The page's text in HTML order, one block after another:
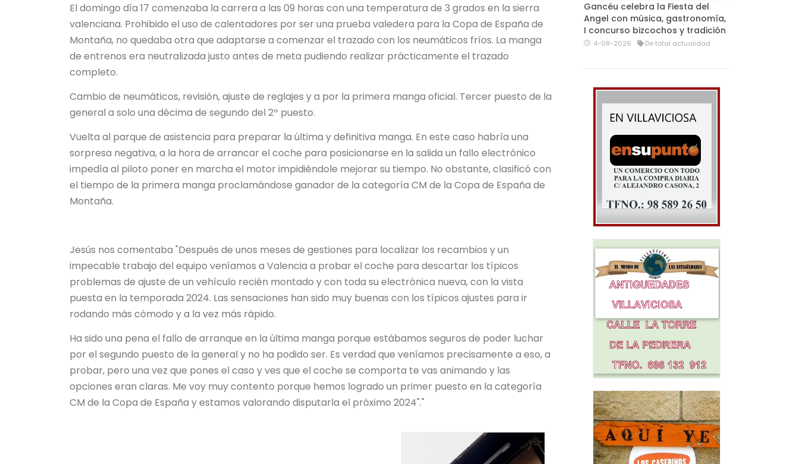
El domingo día 17 comenzaba la carrera a las 09 horas con una temperatura de 3 grados en la sierra
valenciana. Prohibido el uso de calentadores por ser una prueba valedera para la Copa de España de
Montaña, no quedaba otra que adaptarse a comenzar el trazado con los neumáticos fríos. La manga
de entrenos era neutralizada justo antes de meta pudiendo realizar prácticamente el trazado
completo.
Cambio de neumáticos, revisión, ajuste de reglajes y a por la primera manga oficial. Tercer puesto de la
general a solo una décima de segundo del 2º puesto.
Vuelta al parque de asistencia para preparar la última y definitiva manga. En este caso habría una
sorpresa negativa, a la hora de arrancar el coche para posicionarse en la salida un fallo electrónico
impedía al piloto poner en marcha el motor impidiéndole mejorar su tiempo. No obstante, clasificó con
el tiempo de la primera manga proclamándose ganador de la categoría CM de la Copa de España de
Montaña.
Jesús nos comentaba "Después de unos meses de gestiones para localizar los recambios y un
impecable trabajo del equipo veníamos a Valencia a probar el coche para descartar los típicos
problemas de ajuste de un vehículo recién montado y con toda su electrónica nueva, con la vista
puesta en la temporada 2024. Las sensaciones han sido muy buenas con los típicos ajustes para ir
rodando más cómodo y a la vez más rápido.
Ha sido una pena el fallo de arranque en la última manga porque estábamos seguros de poder luchar
por el segundo puesto de la general y no ha podido ser. Es verdad que veníamos precisamente a eso, a
probar, pero una vez que pones el caso y ves que el coche se comporta te vas animando y las
opciones eran claras. Me voy muy contento porque hemos logrado un primer puesto en la categoría
CM de la Copa de España y estamos valorando disputarla el próximo 2024"."
Gancéu celebra la Fiesta del
Angel con música, gastronomía,
I concurso bizcochos y tradición
4-08-2026 De total actualidad